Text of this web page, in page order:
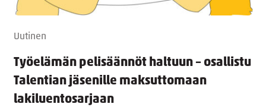
Uutinen
Työelämän pelisäännöt haltuun – osallistu
Talentian jäsenille maksuttomaan
lakiluentosarjaan